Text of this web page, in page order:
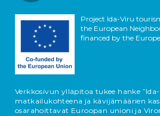
Project Ida-Viru
the European
financed by the
Verkkosivun ylläpitoa tukee hanke
matkailukohteena ja kävijämäärien
osarahoittavat Euroopan unioni ja